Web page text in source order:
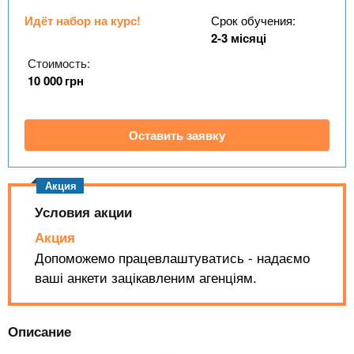
n
s
i
n
o
н
и
Идёт набор на курс! Срок обучения:
2-3 місяці
Стоимость:
10 000грн
Оставить заявку
Условия акции
Акция
Допоможемо працевлаштуватись - надаємо
ваші анкети зацікавленим агенціям.
Описание